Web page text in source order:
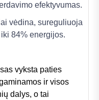
efektyvumas.
vėdina, sureguliuoja
84% energijos.
vyksta paties
ir visos
dalys, o tai